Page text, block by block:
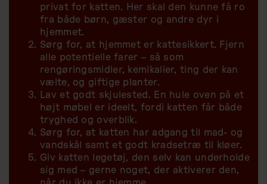
privat for katten. Her skal den kunne få ro
fra både børn, gæster og andre dyr i
hjemmet.
Sørg for, at hjemmet er kattesikkert. Fjern
alle potentielle farer – så som
rengøringsmidler, kemikalier, ting der kan
vælte, og giftige planter.
Lav et godt skjulested. En hule oven på et
højt møbel er ideelt, fordi katten får både
tryghed og overblik.
Sørg for, at katten har adgang til mad- og
vandskål samt et godt kradsetræ til kløer.
Giv katten legetøj, den selv kan underholde
sig med – gerne noget, der aktiverer den,